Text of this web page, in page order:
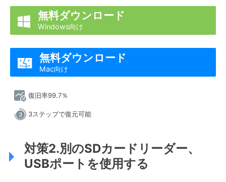
 無料ダウンロード
Windows向け
 無料ダウンロード
Mac向け
復旧率99.7％
3ステップで復元可能
対策2.別のSDカードリーダー、
USBポートを使用する